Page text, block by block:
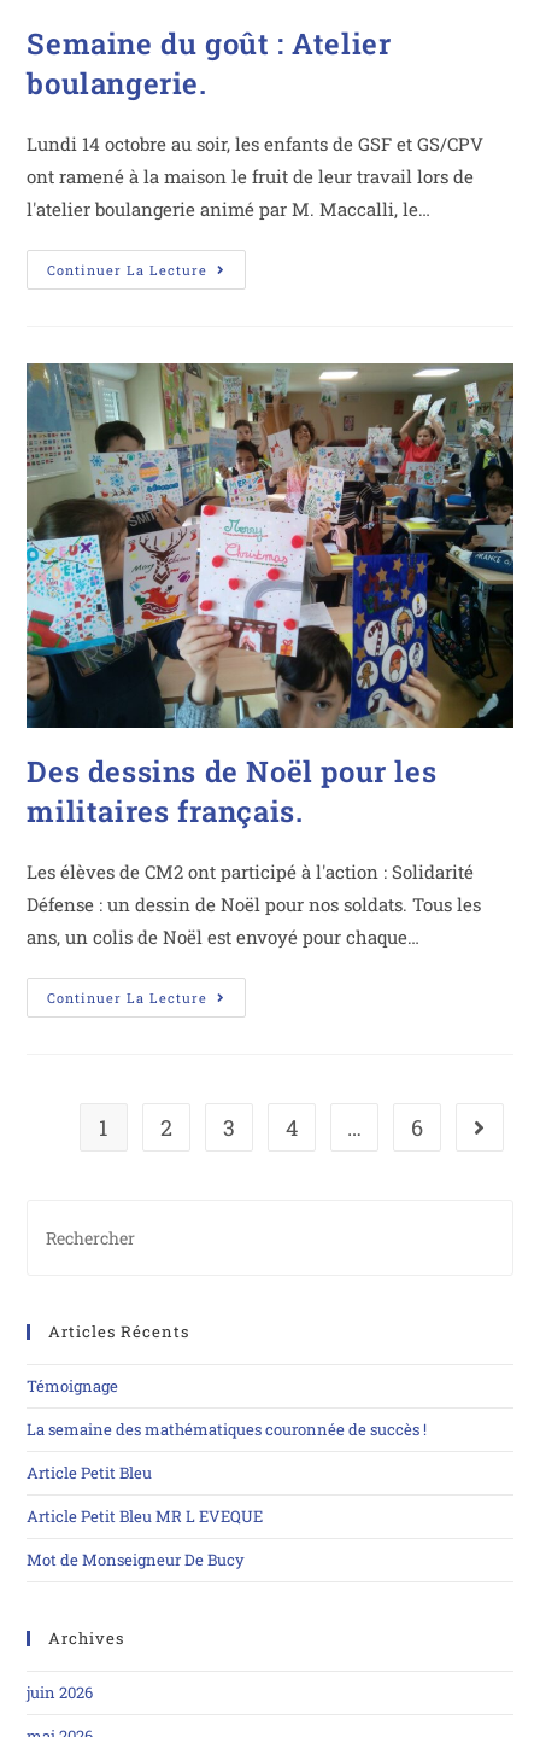
Semaine du goût : Atelier
boulangerie.
Lundi 14 octobre au soir, les enfants de GSF et GS/CPV
ont ramené à la maison le fruit de leur travail lors de
l'atelier boulangerie animé par M. Maccalli, le…
Continuer La Lecture
Des dessins de Noël pour les
militaires français.
Les élèves de CM2 ont participé à l'action : Solidarité
Défense : un dessin de Noël pour nos soldats. Tous les
ans, un colis de Noël est envoyé pour chaque…
Continuer La Lecture
1 2 3 4 … 6
Articles Récents
Témoignage
La semaine des mathématiques couronnée de succès !
Article Petit Bleu
Article Petit Bleu MR L EVEQUE
Mot de Monseigneur De Bucy
Archives
juin 2026